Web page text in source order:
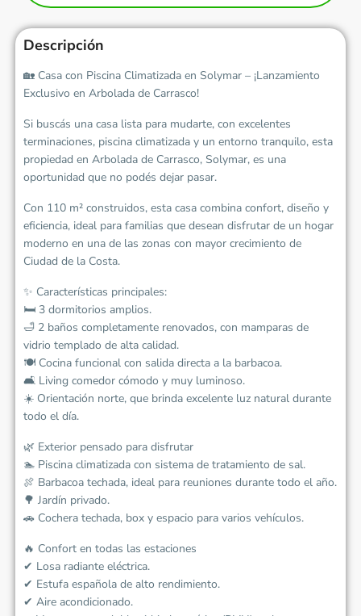
Descripción
🏡 Casa con Piscina Climatizada en Solymar – ¡Lanzamiento
Exclusivo en Arbolada de Carrasco!
Si buscás una casa lista para mudarte, con excelentes
terminaciones, piscina climatizada y un entorno tranquilo, esta
propiedad en Arbolada de Carrasco, Solymar, es una
oportunidad que no podés dejar pasar.
Con 110 m² construidos, esta casa combina confort, diseño y
eficiencia, ideal para familias que desean disfrutar de un hogar
moderno en una de las zonas con mayor crecimiento de
Ciudad de la Costa.
✨ Características principales:
🛏️ 3 dormitorios amplios.
🛁 2 baños completamente renovados, con mamparas de
vidrio templado de alta calidad.
🍽️ Cocina funcional con salida directa a la barbacoa.
🛋️ Living comedor cómodo y muy luminoso.
☀️ Orientación norte, que brinda excelente luz natural durante
todo el día.
🌿 Exterior pensado para disfrutar
🏊 Piscina climatizada con sistema de tratamiento de sal.
🍖 Barbacoa techada, ideal para reuniones durante todo el año.
🌳 Jardín privado.
🚗 Cochera techada, box y espacio para varios vehículos.
🔥 Confort en todas las estaciones
✔ Losa radiante eléctrica.
✔ Estufa española de alto rendimiento.
✔ Aire acondicionado.